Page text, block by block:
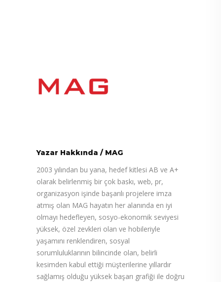
Yazar Hakkında / MAG
2003 yılından bu yana, hedef kitlesi AB ve A+
olarak belirlenmiş bir çok baskı, web, pr,
organizasyon işinde başarılı projelere imza
atmış olan MAG hayatın her alanında en iyi
olmayı hedefleyen, sosyo-ekonomik seviyesi
yüksek, özel zevkleri olan ve hobileriyle
yaşamını renklendiren, sosyal
sorumluluklarının bilincinde olan, belirli
kesimden kabul ettiği müşterilerine yıllardır
sağlamış olduğu yüksek başarı grafiği ile doğru